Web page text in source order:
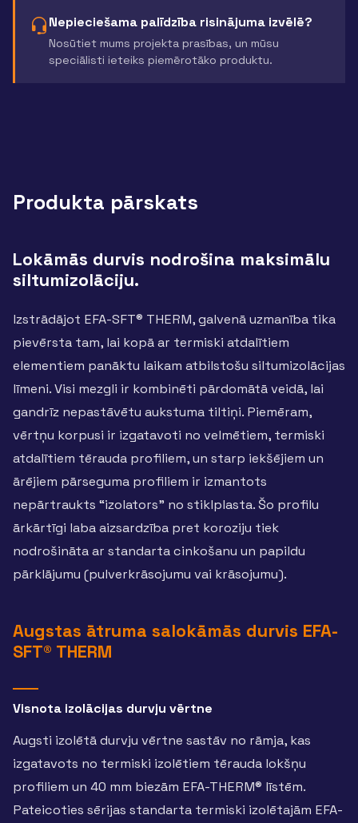
Nepieciešama palīdzība risinājuma izvēlē?
Nosūtiet mums projekta prasības, un mūsu
speciālisti ieteiks piemērotāko produktu.
Produkta pārskats
Lokāmās durvis nodrošina maksimālu
siltumizolāciju.
Izstrādājot EFA-SFT® THERM, galvenā uzmanība tika
pievērsta tam, lai kopā ar termiski atdalītiem
elementiem panāktu laikam atbilstošu siltumizolācijas
līmeni. Visi mezgli ir kombinēti pārdomātā veidā, lai
gandrīz nepastāvētu aukstuma tiltiņi. Piemēram,
vērtņu korpusi ir izgatavoti no velmētiem, termiski
atdalītiem tērauda profiliem, un starp iekšējiem un
ārējiem pārseguma profiliem ir izmantots
nepārtraukts “izolators” no stiklplasta. Šo profilu
ārkārtīgi laba aizsardzība pret koroziju tiek
nodrošināta ar standarta cinkošanu un papildu
pārklājumu (pulverkrāsojumu vai krāsojumu).
Augstas ātruma salokāmās durvis EFA-
SFT® THERM
Visnota izolācijas durvju vērtne
Augsti izolētā durvju vērtne sastāv no rāmja, kas
izgatavots no termiski izolētiem tērauda lokšņu
profiliem un 40 mm biezām EFA-THERM® līstēm.
Pateicoties sērijas standarta termiski izolētajām EFA-